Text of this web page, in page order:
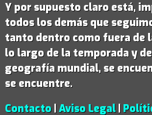
Y por supuesto claro está,
todos los demás que
tanto dentro como fuera de
lo largo de la temporada y
geografía mundial, se
se encuentre.
Contacto |Aviso Legal|